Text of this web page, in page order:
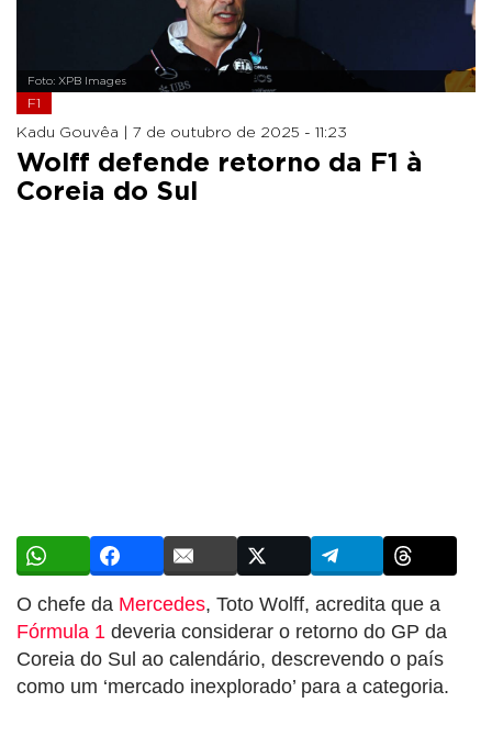
Foto: XPB Images
F1
Kadu Gouvêa | 7 de outubro de 2025 - 11:23
Wolff defende retorno da F1 à
Coreia do Sul
O chefe da Mercedes, Toto Wolff, acredita que a
Fórmula 1 deveria considerar o retorno do GP da
Coreia do Sul ao calendário, descrevendo o país
como um ‘mercado inexplorado’ para a categoria.